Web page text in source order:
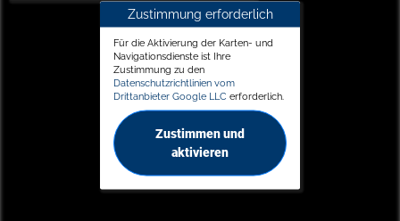
Zustimmung erforderlich
Für die Aktivierung der Karten- und
Navigationsdienste ist Ihre
Zustimmung zu den
Datenschutzrichtlinien vom
Drittanbieter Google LLC erforderlich.
Zustimmen und
aktivieren